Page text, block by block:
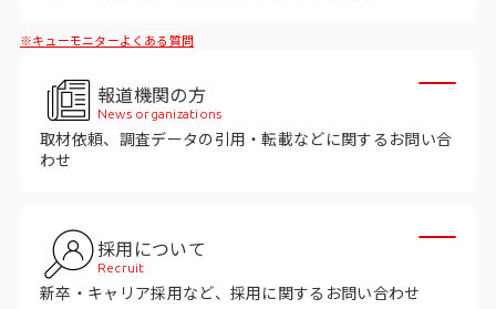
課題から探す
市場・顧客理解に関する課題
戦略設計に関する課題
施策実行に関する課題
モニタリング／フォローに関する課題
※キューモニターよくある質問
報道機関の方
News organizations
取材依頼、調査データの引用・転載などに関するお問い合
わせ
採用について
Recruit
新卒・キャリア採用など、採用に関するお問い合わせ